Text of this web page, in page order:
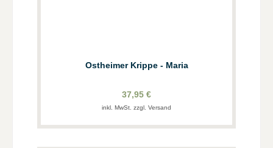
Ostheimer Krippe - Maria
37,95 €
inkl. MwSt. zzgl. Versand